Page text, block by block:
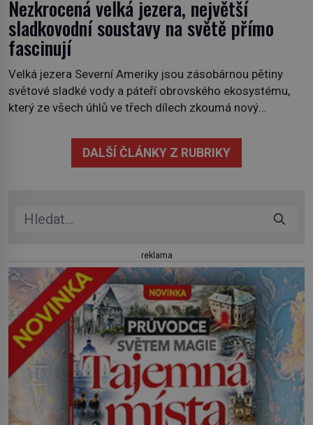
Nezkrocená velká jezera, největší
sladkovodní soustavy na světě přímo
fascinují
Velká jezera Severní Ameriky jsou zásobárnou pětiny
světové sladké vody a páteří obrovského ekosystému,
který ze všech úhlů ve třech dílech zkoumá nový
premiéře jej uvidíte na Viasat Nature v pondělí 5.
července. Hořejší jezero, Huronské jezero, Michiganské
DALŠÍ ČLÁNKY Z RUBRIKY
reklama